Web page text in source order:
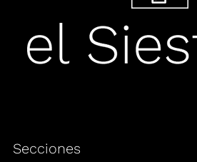
Secciones